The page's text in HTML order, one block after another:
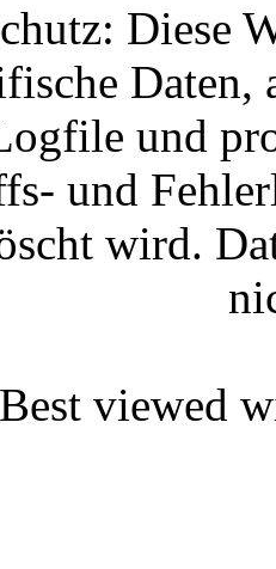
Diese
Daten,
und
und
wird.
Best viewed